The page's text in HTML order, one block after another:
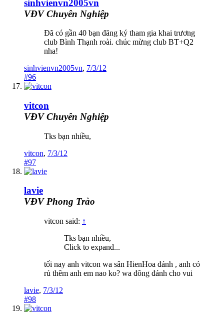
sinhvienvn2005vn
VĐV Chuyên Nghiệp
Đã có gần 40 bạn đăng ký tham gia khai trương
club Bình Thạnh roài. chúc mừng club BT+Q2
nha!
sinhvienvn2005vn, 7/3/12
#96
vitcon
VĐV Chuyên Nghiệp
Tks bạn nhiều,
vitcon, 7/3/12
#97
lavie
VĐV Phong Trào
vitcon said: ↑
Tks bạn nhiều,
Click to expand...
tối nay anh vitcon wa sân HienHoa đánh , anh có
rủ thêm anh em nao ko? wa đông đánh cho vui
lavie, 7/3/12
#98